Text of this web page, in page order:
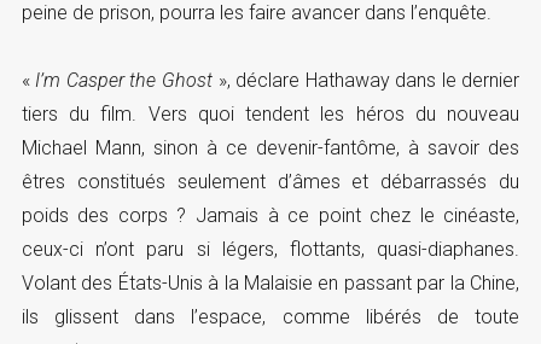
peine de prison, pourra les faire avancer dans l’enquête.
«I’m Casper the Ghost », déclare Hathaway dans le dernier
tiers du film. Vers quoi tendent les héros du nouveau
Michael Mann, sinon à ce devenir-fantôme, à savoir des
êtres constitués seulement d’âmes et débarrassés du
poids des corps ? Jamais à ce point chez le cinéaste,
ceux-ci n’ont paru si légers, flottants, quasi-diaphanes.
Volant des États-Unis à la Malaisie en passant par la Chine,
ils glissent dans l’espace, comme libérés de toute